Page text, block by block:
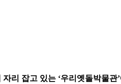
리 잡고 있는 ‘우리옛돌박물